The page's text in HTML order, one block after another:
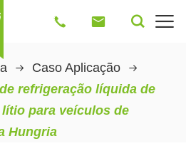
   
Caso Aplicação
refrigeração líquida de
para veículos de
Hungria